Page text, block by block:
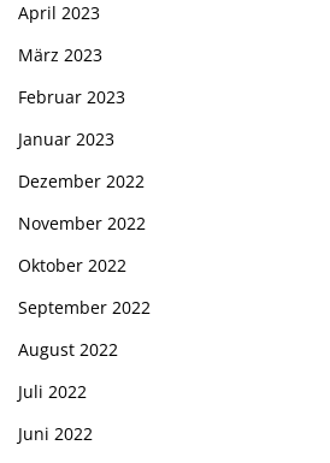
April 2023
März 2023
Februar 2023
Januar 2023
Dezember 2022
November 2022
Oktober 2022
September 2022
August 2022
Juli 2022
Juni 2022